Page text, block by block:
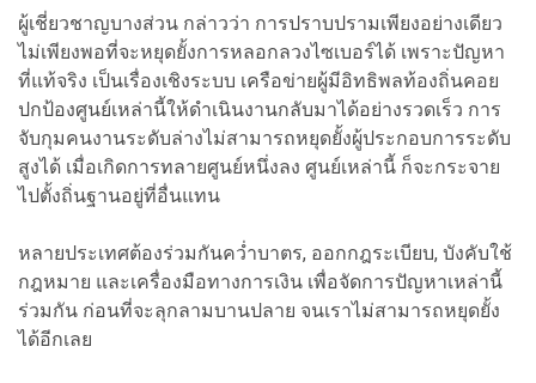
ผู้เชี่ยวชาญบางส่วน กล่าวว่า การปราบปรามเพียงอย่างเดียว
ไม่เพียงพอที่จะหยุดยั้งการหลอกลวงไซเบอร์ได้ เพราะปัญหา
ที่แท้จริง เป็นเรื่องเชิงระบบ เครือข่ายผู้มีอิทธิพลท้องถิ่นคอย
ปกป้องศูนย์เหล่านี้ให้ดำเนินงานกลับมาได้อย่างรวดเร็ว การ
จับกุมคนงานระดับล่างไม่สามารถหยุดยั้งผู้ประกอบการระดับ
สูงได้ เมื่อเกิดการทลายศูนย์หนึ่งลง ศูนย์เหล่านี้ ก็จะกระจาย
ไปตั้งถิ่นฐานอยู่ที่อื่นแทน
หลายประเทศต้องร่วมกันคว่ำบาตร, ออกกฎระเบียบ, บังคับใช้
กฎหมาย และเครื่องมือทางการเงิน เพื่อจัดการปัญหาเหล่านี้
ร่วมกัน ก่อนที่จะลุกลามบานปลาย จนเราไม่สามารถหยุดยั้ง
ได้อีกเลย